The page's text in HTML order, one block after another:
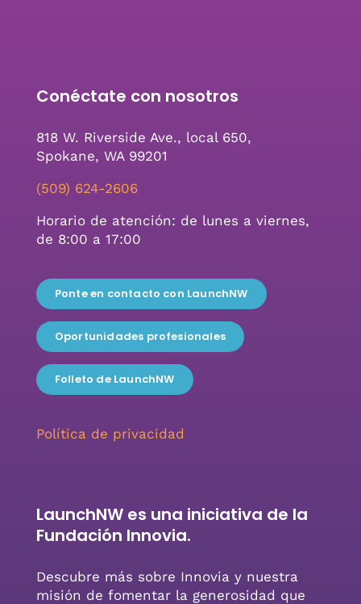
Conéctate con nosotros
818 W. Riverside Ave., local 650,
Spokane, WA 99201
(509) 624-2606
Horario de atención: de lunes a viernes,
de 8:00 a 17:00
Ponte en contacto con LaunchNW
Oportunidades profesionales
Folleto de LaunchNW
Política de privacidad
LaunchNW es una iniciativa de la
Fundación Innovia.
Descubre más sobre Innovia y nuestra
misión de fomentar la generosidad que